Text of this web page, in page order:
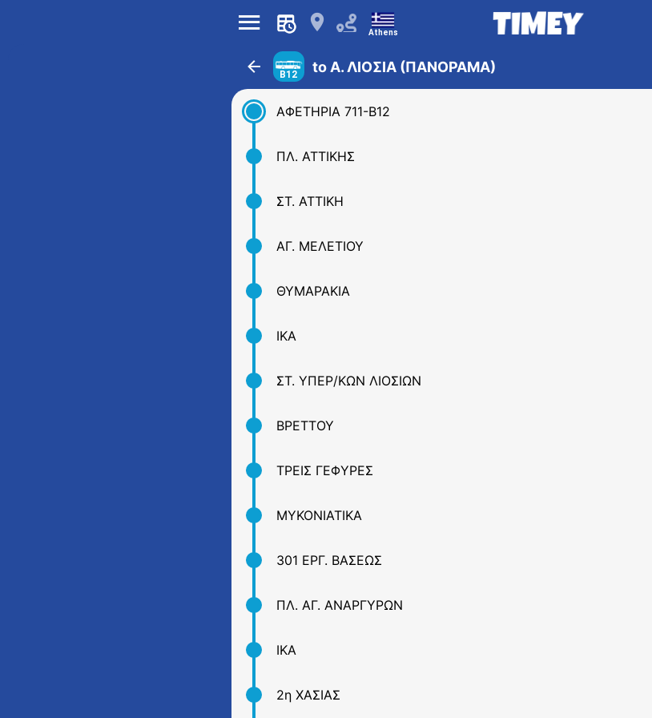
󰍜 󰍎 Athens
󰁍 Β12 to Α. ΛΙΟΣΙΑ (ΠΑΝΟΡΑΜΑ)
ΑΦΕΤΗΡΙΑ 711-Β12
ΠΛ. ΑΤΤΙΚΗΣ
ΣΤ. ΑΤΤΙΚΗ
ΑΓ. ΜΕΛΕΤΙΟΥ
ΘΥΜΑΡΑΚΙΑ
ΙΚΑ
ΣΤ. ΥΠΕΡ/ΚΩΝ ΛΙΟΣΙΩΝ
ΒΡΕΤΤΟΥ
ΤΡΕΙΣ ΓΕΦΥΡΕΣ
ΜΥΚΟΝΙΑΤΙΚΑ
301 ΕΡΓ. ΒΑΣΕΩΣ
ΠΛ. ΑΓ. ΑΝΑΡΓΥΡΩΝ
ΙΚΑ
2η ΧΑΣΙΑΣ